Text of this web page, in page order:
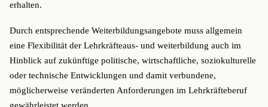
erhalten.
Durch entsprechende Weiterbildungsangebote muss allgemein
eine Flexibilität der Lehrkräfteaus- und weiterbildung auch im
Hinblick auf zukünftige politische, wirtschaftliche, soziokulturelle
oder technische Entwicklungen und damit verbundene,
möglicherweise veränderten Anforderungen im Lehrkräfteberuf
gewährleistet werden.